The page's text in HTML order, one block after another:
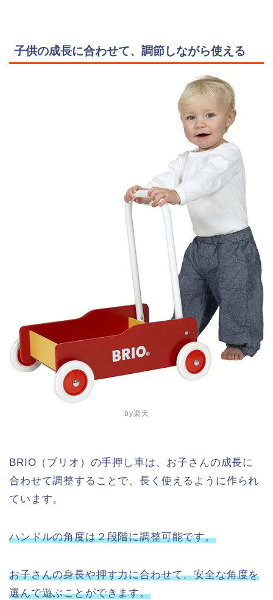
子供の成長に合わせて、調節しながら使える
by楽天
BRIO（ブリオ）の手押し車は、お子さんの成長に
合わせて調整することで、長く使えるように作られ
ています。
ハンドルの角度は２段階に調整可能です。
お子さんの身長や押す力に合わせて、安全な角度を
選んで遊ぶことができます。